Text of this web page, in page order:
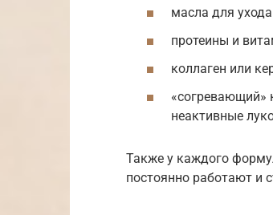
масла для
протеины и
коллаген или
«согревающий»
неактивные
Также у каждого
постоянно работают и